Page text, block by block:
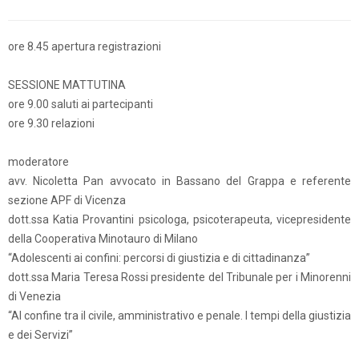
ore 8.45 apertura registrazioni
SESSIONE MATTUTINA
ore 9.00 saluti ai partecipanti
ore 9.30 relazioni
moderatore
avv. Nicoletta Pan avvocato in Bassano del Grappa e referente
sezione APF di Vicenza
dott.ssa Katia Provantini psicologa, psicoterapeuta, vicepresidente
della Cooperativa Minotauro di Milano
“Adolescenti ai confini: percorsi di giustizia e di cittadinanza”
dott.ssa Maria Teresa Rossi presidente del Tribunale per i Minorenni
di Venezia
“Al confine tra il civile, amministrativo e penale. I tempi della giustizia
e dei Servizi”